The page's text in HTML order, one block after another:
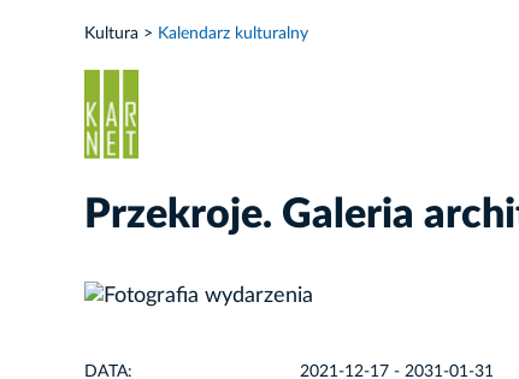
Kultura Kalendarz kulturalny
Przekroje. Galeria
DATA: 2021-12-17 - 2031-01-31